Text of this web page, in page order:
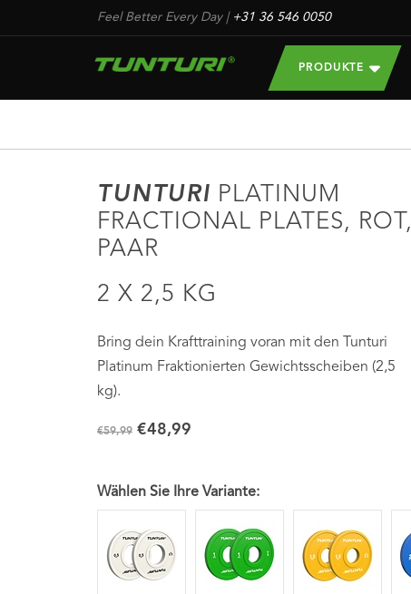
Feel Better Every Day| +31 36 546 0050
PRODUKTE
TUNTURI PLATINUM
FRACTIONAL PLATES, ROT,
PAAR
2 X 2,5 KG
Bring dein Krafttraining voran mit den Tunturi
Platinum Fraktionierten Gewichtsscheiben (2,5
kg).
€59,99 €48,99
Wählen Sie Ihre Variante: